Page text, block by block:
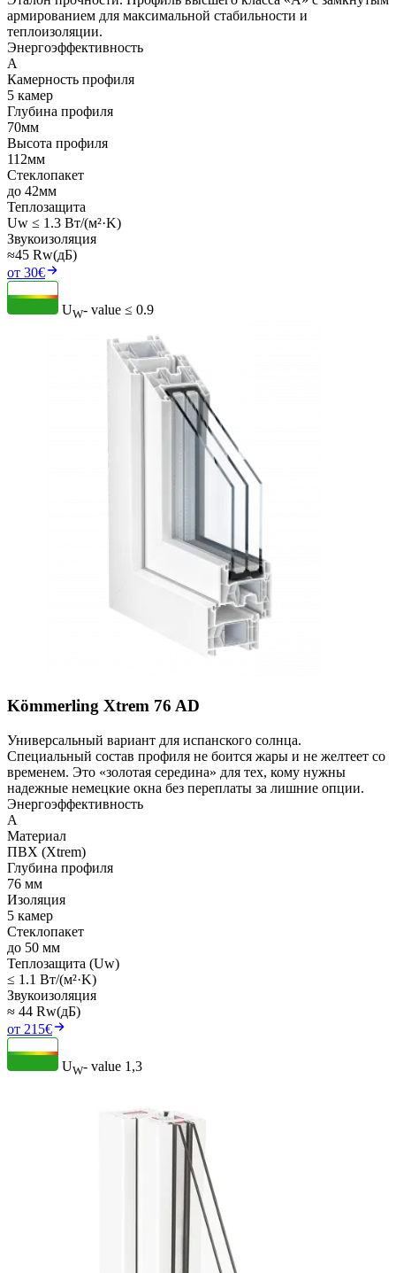
армированием для максимальной стабильности и
теплоизоляции.
Энергоэффективность
A
Камерность профиля
5 камер
Глубина профиля
70мм
Высота профиля
112мм
Стеклопакет
до 42мм
Теплозащита
Uw ≤ 1.3 Вт/(м²·K)
Звукоизоляция
≈45 Rw(дБ)
от 30€
UW- value ≤ 0.9
Kömmerling Xtrem 76 AD
Универсальный вариант для испанского солнца.
Специальный состав профиля не боится жары и не желтеет со
временем. Это «золотая середина» для тех, кому нужны
надежные немецкие окна без переплаты за лишние опции.
Энергоэффективность
A
Материал
ПВХ (Xtrem)
Глубина профиля
76 мм
Изоляция
5 камер
Стеклопакет
до 50 мм
Теплозащита (Uw)
≤ 1.1 Вт/(м²·K)
Звукоизоляция
≈ 44 Rw(дБ)
от 215€
UW- value 1,3